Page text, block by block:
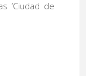
‘Ciudad de